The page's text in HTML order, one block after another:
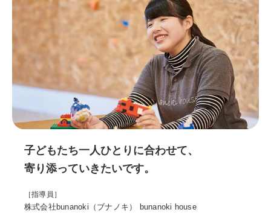
子どもたち一人ひとりに合わせて、
寄り添っていきたいです。
［指導員］
株式会社bunanoki（ブナノキ） bunanoki house